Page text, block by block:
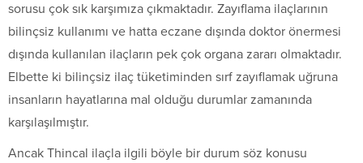
sorusu çok sık karşımıza çıkmaktadır. Zayıflama ilaçlarının
bilinçsiz kullanımı ve hatta eczane dışında doktor önermesi
dışında kullanılan ilaçların pek çok organa zararı olmaktadır.
Elbette ki bilinçsiz ilaç tüketiminden sırf zayıflamak uğruna
insanların hayatlarına mal olduğu durumlar zamanında
karşılaşılmıştır.
Ancak Thincal ilaçla ilgili böyle bir durum söz konusu